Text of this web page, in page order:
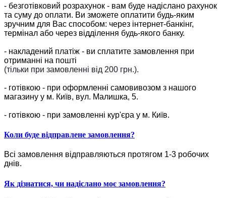
- безготівковий розрахунок - вам буде надіслано рахунок
та суму до оплати. Ви зможете оплатити будь-яким
зручним для Вас способом: через інтернет-банкінг,
термінал або через відділення будь-якого банку.
- накладений платіж - ви сплатите замовлення при
отриманні на пошті
(тільки при замовленні від 200 грн.).
- готівкою - при оформленні самовивозом з нашого
магазину у м. Київ, вул. Малишка, 5.
- готівкою - при замовленні кур'єра у м. Київ.
Коли буде відправлене замовлення?
Всі замовлення відправляються протягом 1-3 робочих
днів.
Як дізнатися, чи надіслано моє замовлення?